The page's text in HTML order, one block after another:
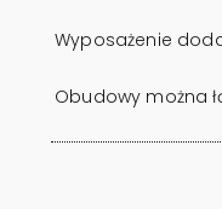
Wyposażenie
Obudowy można